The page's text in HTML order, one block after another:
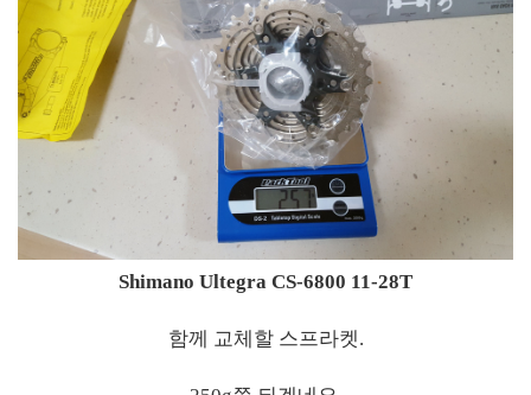
Shimano Ultegra CS-6800 11-28T
함께 교체할 스프라켓.